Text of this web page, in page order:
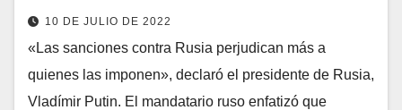
10 DE JULIO DE 2022
«Las sanciones contra Rusia perjudican más a
quienes las imponen», declaró el presidente de Rusia,
Vladímir Putin. El mandatario ruso enfatizó que